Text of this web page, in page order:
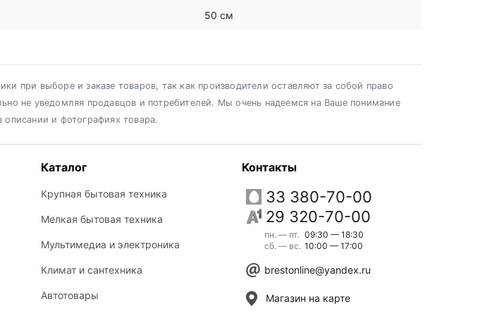
50 см
при выборе и заказе товаров, так как производители оставляют за собой право
не уведомляя продавцов и потребителей. Мы очень надеемся на Ваше понимание
и фотографиях товара.
Каталог
Крупная бытовая техника
Мелкая бытовая техника
Мультимедиа и электроника
Климат и сантехника
Автотовары
Контакты
33 380-70-00
29 320-70-00
пн. — пт.
сб. — вс.
09:30 — 18:30
10:00 — 17:00
brestonline@yandex.ru
Магазин на карте